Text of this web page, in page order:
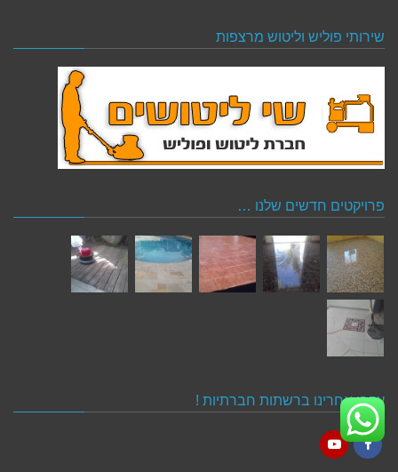
שירותי פוליש וליטוש מרצפות
פרויקטים חדשים שלנו …
עקבו אחרינו ברשתות חברתיות !